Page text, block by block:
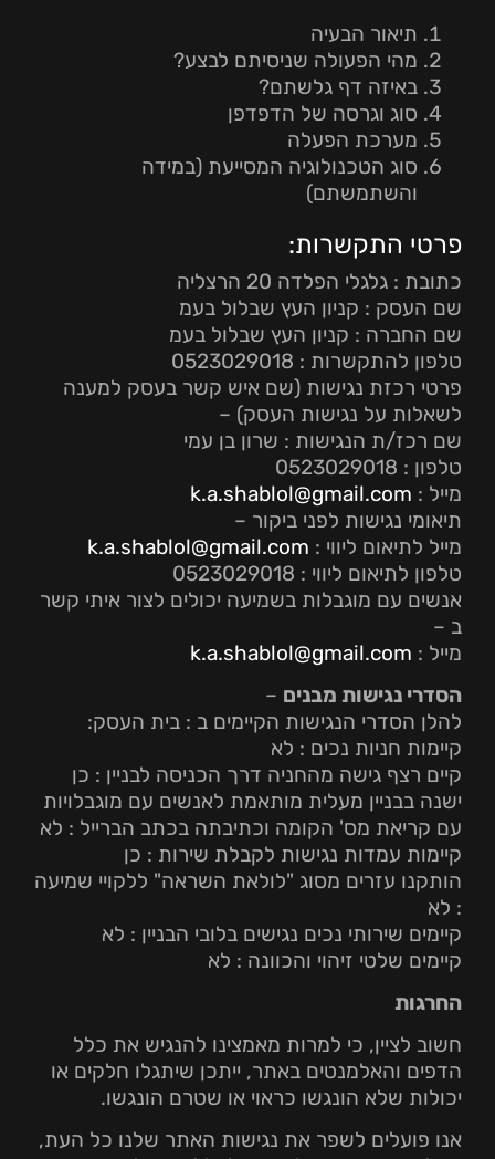
תיאור הבעיה
מהי הפעולה שניסיתם לבצע?
באיזה דף גלשתם?
סוג וגרסה של הדפדפן
מערכת הפעלה
סוג הטכנולוגיה המסייעת (במידה
והשתמשתם)
פרטי התקשרות:
כתובת : גלגלי הפלדה 20 הרצליה
שם העסק : קניון העץ שבלול בעמ
שם החברה : קניון העץ שבלול בעמ
טלפון להתקשרות : 0523029018
פרטי רכזת נגישות (שם איש קשר בעסק למענה
לשאלות על נגישות העסק) –
שם רכז/ת הנגישות : שרון בן עמי
טלפון : 0523029018
מייל : k.a.shablol@gmail.com
תיאומי נגישות לפני ביקור –
מייל לתיאום ליווי : k.a.shablol@gmail.com
טלפון לתיאום ליווי : 0523029018
אנשים עם מוגבלות בשמיעה יכולים לצור איתי קשר
ב –
מייל : k.a.shablol@gmail.com
הסדרי נגישות מבנים –
להלן הסדרי הנגישות הקיימים ב : בית העסק:
קיימות חניות נכים : לא
קיים רצף גישה מהחניה דרך הכניסה לבניין : כן
ישנה בבניין מעלית מותאמת לאנשים עם מוגבלויות
עם קריאת מס' הקומה וכתיבתה בכתב הברייל : לא
קיימות עמדות נגישות לקבלת שירות : כן
הותקנו עזרים מסוג "לולאת השראה" ללקויי שמיעה
: לא
קיימים שירותי נכים נגישים בלובי הבניין : לא
קיימים שלטי זיהוי והכוונה : לא
החרגות
חשוב לציין, כי למרות מאמצינו להנגיש את כלל
הדפים והאלמנטים באתר, ייתכן שיתגלו חלקים או
יכולות שלא הונגשו כראוי או שטרם הונגשו.
אנו פועלים לשפר את נגישות האתר שלנו כל העת,